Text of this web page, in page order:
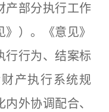
产部分执行工作
）。《意见》
行行为、结案标
产执行系统规
外协调配合、